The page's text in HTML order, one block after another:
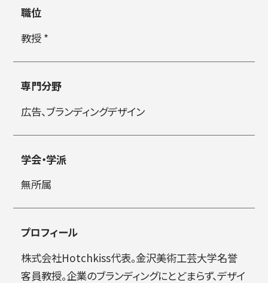
简体字 繁体字
通信教育部
職位
教授 *
専門分野
広告、ブランディングデザイン
学会・学派
無所属
プロフィール
株式会社Hotchkiss代表。金沢美術工芸大学名誉
客員教授。企業のブランディングにとどまらず、デザイ